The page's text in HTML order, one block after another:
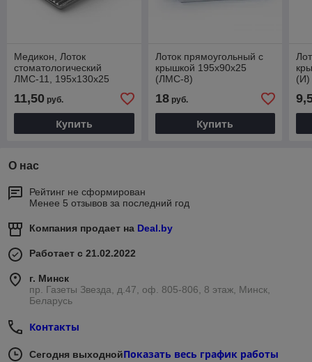
Медикон, Лоток
стоматологический
ЛМС-11, 195х130х25
11,50 руб.
Купить
Лоток прямоугольный с
крышкой 195х90х25
(ЛМС-8)
18руб.
Купить
(И)
О нас
Рейтинг не сформирован
Менее 5 отзывов за последний год
Компания продает на Deal.by
Работает с 21.02.2022
г. Минск
пр. Газеты Звезда, д.47, оф. 805-806, 8 этаж, Минск,
Беларусь
Контакты
Сегодня выходнойПоказать весь график работы